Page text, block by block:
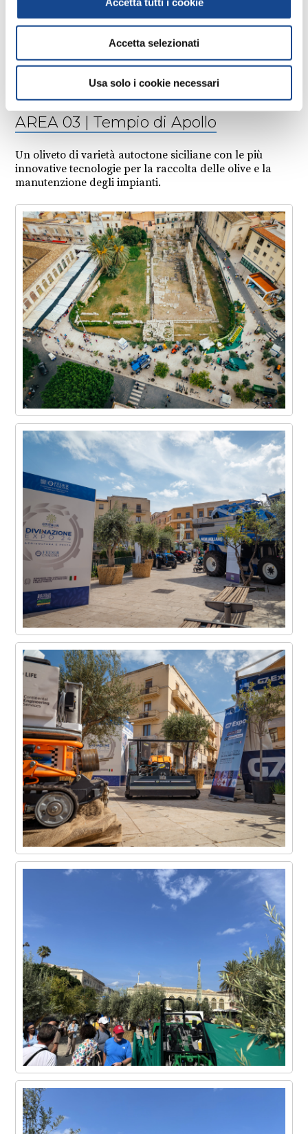
Accetta selezionati
Usa solo i cookie necessari
AREA 03 | Tempio di Apollo
Un oliveto di varietà autoctone siciliane con le più
innovative tecnologie per la raccolta delle olive e la
manutenzione degli impianti.